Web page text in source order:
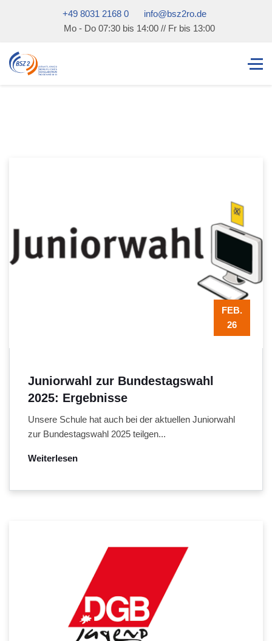
+49 8031 2168 0
info@bsz2ro.de
Mo - Do 07:30 bis 14:00 // Fr bis 13:00
Juniorwahl zur Bundestagswahl
2025: Ergebnisse
FEB.
26
Unsere Schule hat auch bei der aktuellen Juniorwahl
zur Bundestagswahl 2025 teilgen...
Weiterlesen